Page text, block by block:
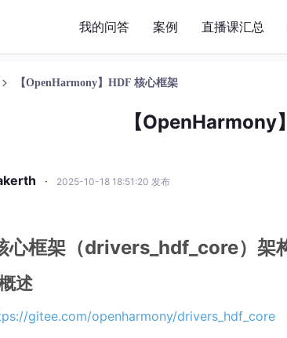
我的问答 案例 直播课汇总
【OpenHarmony】HDF 核心框架
【OpenHarmony
· 2025-10-18 18:51:20 发布
心框架（drivers_hdf_core）架
述
gitee.com/openharmony/drivers_hdf_core